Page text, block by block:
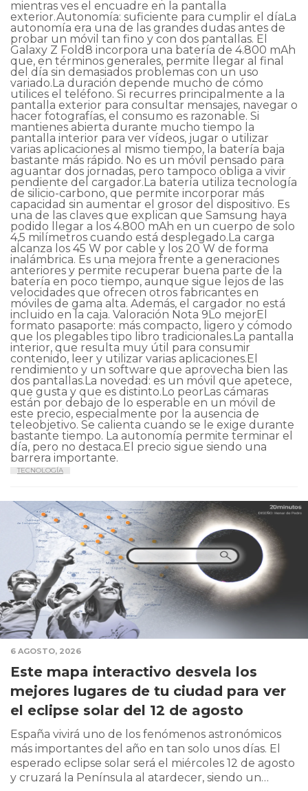
TECNOLOGÍA
6 AGOSTO, 2026
Este mapa interactivo desvela los
mejores lugares de tu ciudad para ver
el eclipse solar del 12 de agosto
España vivirá uno de los fenómenos astronómicos
más importantes del año en tan solo unos días. El
esperado eclipse solar será el miércoles 12 de agosto
y cruzará la Península al atardecer, siendo un